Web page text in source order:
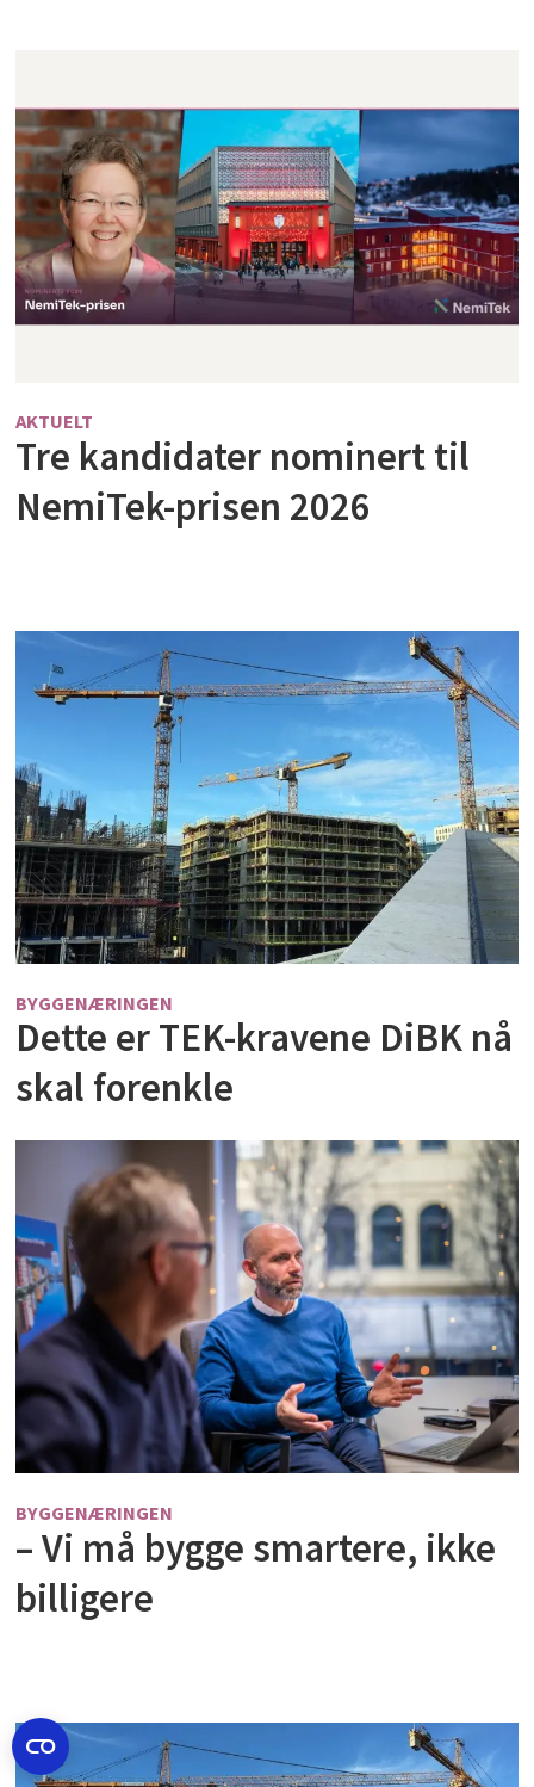
AKTUELT
Tre kandidater nominert til
NemiTek-prisen 2026
BYGGENÆRINGEN
Dette er TEK-kravene DiBK nå
skal forenkle
BYGGENÆRINGEN
– Vi må bygge smartere, ikke
billigere